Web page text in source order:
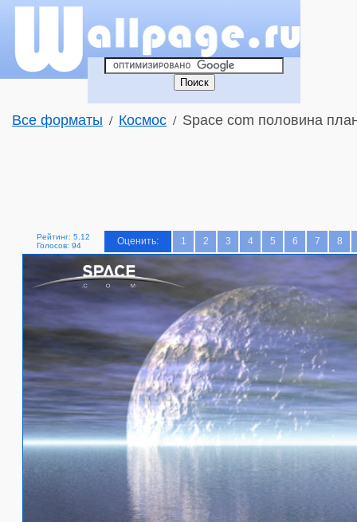
Все форматы / Космос / Space com половина
Рейтинг: 5.12
Голосов: 94
Оценить: 1 2 3 4 5 6 7 8